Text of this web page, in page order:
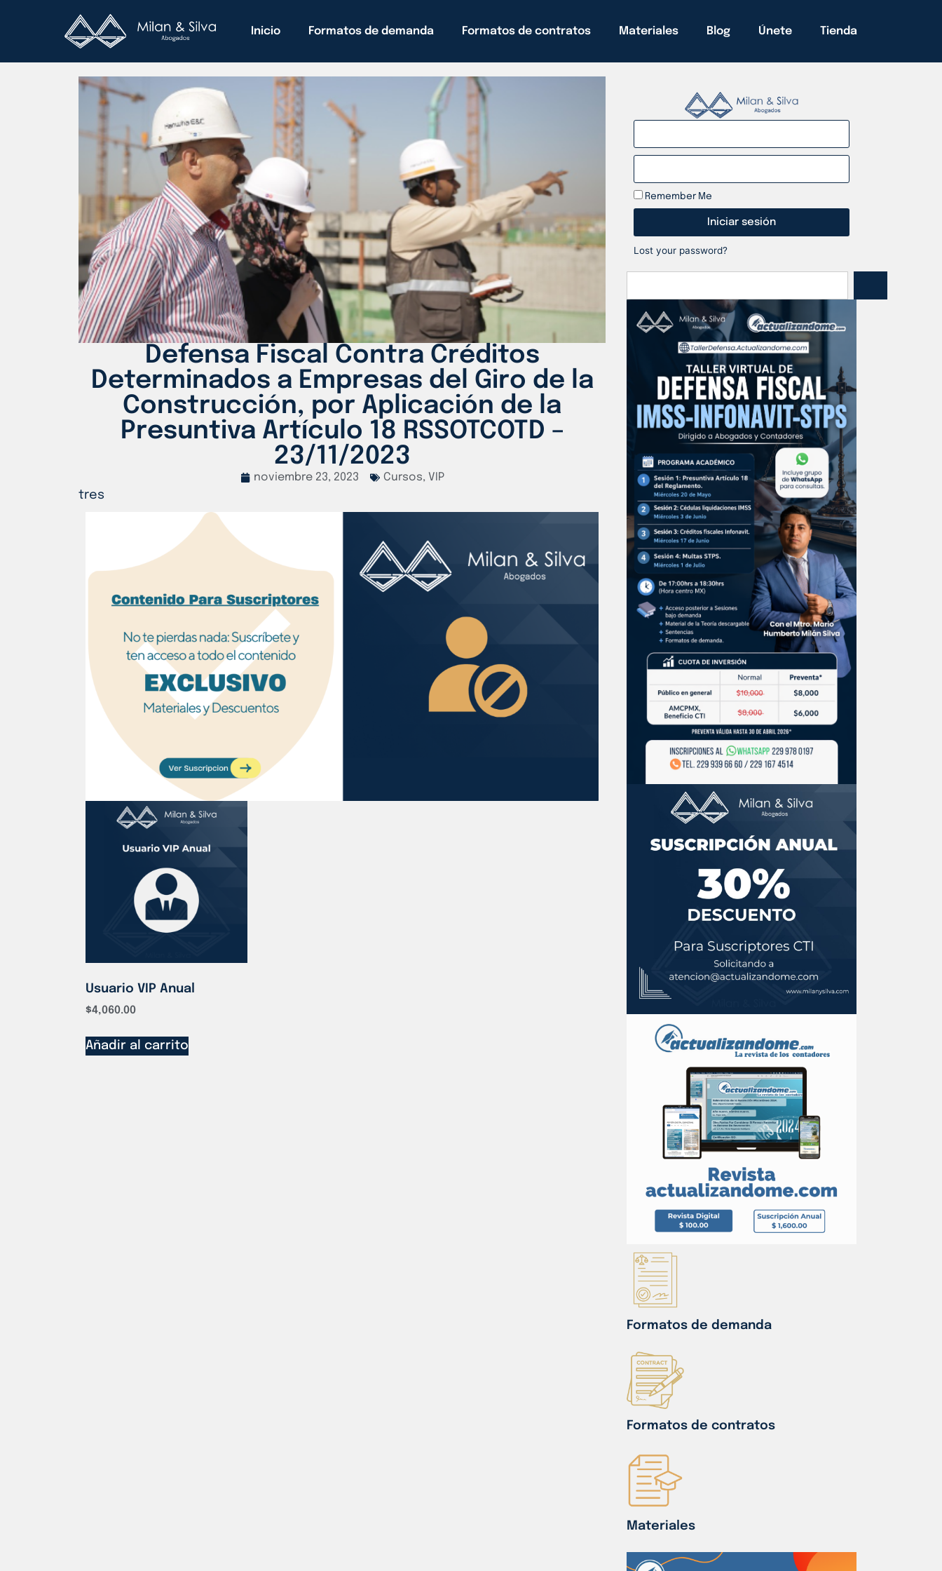
Inicio Formatos de demanda Formatos de contratos Materiales Blog Únete Tienda
Defensa Fiscal Contra Créditos
Determinados a Empresas del Giro de la
Construcción, por Aplicación de la
Presuntiva Artículo 18 RSSOTCOTD –
23/11/2023
noviembre 23, 2023 Cursos, VIP
tres
Usuario VIP Anual
$4,060.00
Añadir al carrito
Remember Me
Iniciar sesión
Lost your password?
Formatos de demanda
Formatos de contratos
Materiales